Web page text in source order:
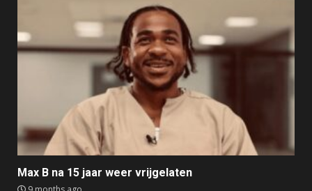
Max B na 15 jaar weer vrijgelaten